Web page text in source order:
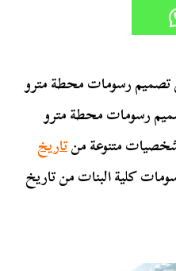
تصميم رسومات محطة مترو
رسومات محطة مترو
متنوعة منتاريخ
كلية البنات من تاريخ